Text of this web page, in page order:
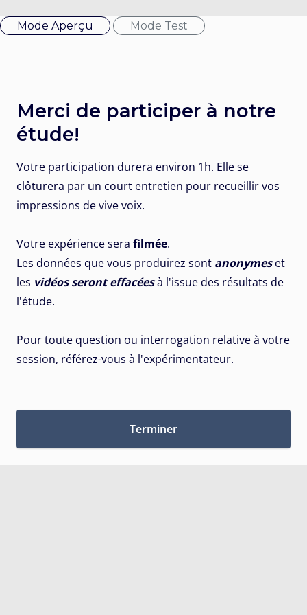
Mode Aperçu Mode Test
Merci de participer à notre
étude!
Votre participation durera environ 1h. Elle se
clôturera par un court entretien pour recueillir vos
impressions de vive voix.
Votre expérience sera filmée.
Les données que vous produirez sont anonymeset
les vidéos seront effacéesà l'issue des résultats de
l'étude.
Pour toute question ou interrogation relative à votre
session, référez-vous à l'expérimentateur.